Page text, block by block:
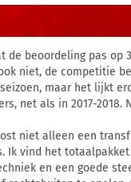
de beoordeling pas op
niet, de competitie
maar het lijkt
net als in 2017-
niet alleen een
Ik vind het
en een goede